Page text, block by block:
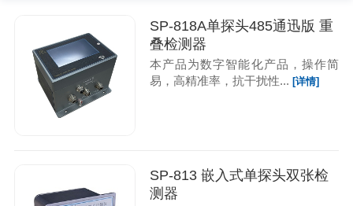
SP-818A单探头485通迅版 重
叠检测器
本产品为数字智能化产品，操作简
易，高精准率，抗干扰性... [详情]
SP-813 嵌入式单探头双张检
测器